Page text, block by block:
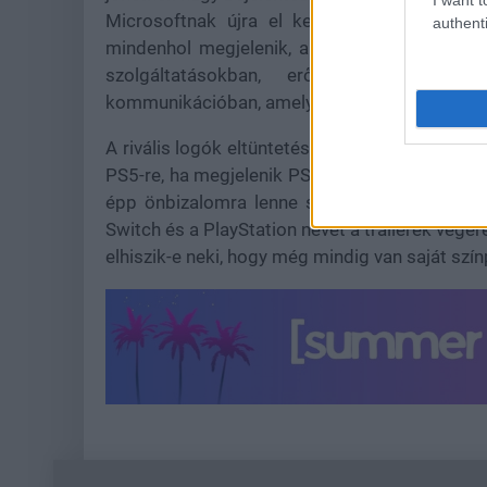
Microsoftnak újra el kell magyaráznia,
mindenhol megjelenik, akkor a cégnek
szolgáltatásokban, erős hardverben,
kommunikációban, amely nem kelti azt az
A rivális logók eltüntetése önmagában nem
PS5-re, ha megjelenik PS5-re. A túlzott
épp önbizalomra lenne szüksége. Az
Switch és a PlayStation nevét a trailerek
elhiszik-e neki, hogy még mindig van saját